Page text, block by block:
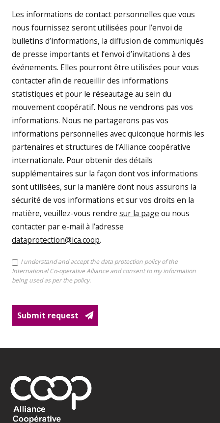
Les informations de contact personnelles que vous
nous fournissez seront utilisées pour l’envoi de
bulletins d’informations, la diffusion de communiqués
de presse importants et l’envoi d’invitations à des
événements. Elles pourront être utilisées pour vous
contacter afin de recueillir des informations
statistiques et pour le réseautage au sein du
mouvement coopératif. Nous ne vendrons pas vos
informations. Nous ne partagerons pas vos
informations personnelles avec quiconque hormis les
partenaires et structures de l’Alliance coopérative
internationale. Pour obtenir des détails
supplémentaires sur la façon dont vos informations
sont utilisées, sur la manière dont nous assurons la
sécurité de vos informations et sur vos droits en la
matière, veuillez-vous rendre sur la page ou nous
contacter par e-mail à l’adresse
dataprotection@ica.coop.
TERMS
AND
CONDITIONS
I understand and accept the data protection policy of the
International Co-operative Alliance and consent to my information
being used as per the policy.
Submit request